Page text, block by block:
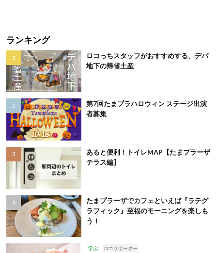
ランキング
ロコっちスタッフがおすすめする、デパ
地下の帰省土産
第7回たまプラハロウィン ステージ出演
者募集
あると便利！トイレMAP【たまプラーザ
テラス編】
たまプラーザでカフェといえば『ラテグ
ラフィック』至福のモーニングを楽しも
う！
学ぶ ロコサポーター